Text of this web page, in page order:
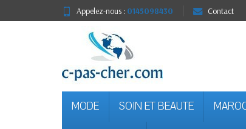
Appelez-nous : 0145098430 Contact
MODE SOIN ET BEAUTE